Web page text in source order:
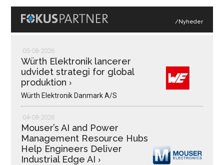
/Nyheder
05-08-2026
Würth Elektronik lancerer
udvidet strategi for global
produktion ›
Würth Elektronik Danmark A/S
04-08-2026
Mouser’s AI and Power
Management Resource Hubs
Help Engineers Deliver
Industrial Edge AI ›